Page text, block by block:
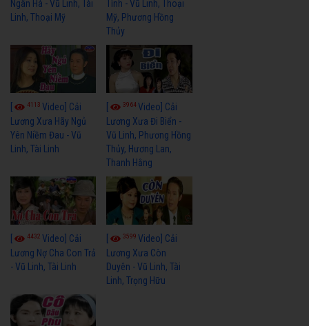
Ngân Hà - Vũ Linh, Tài
Linh, Thoại Mỹ
Tình - Vũ Linh, Thoại
Mỹ, Phương Hồng
Thủy
4113 Video] Cải
Lương Xưa Hãy Ngủ
Yên Niềm Đau - Vũ
Linh, Tài Linh
3964Video] Cải
Lương Xưa Đi Biển -
Vũ Linh, Phương Hồng
Thủy, Hương Lan,
Thanh Hằng
4432 Video] Cải
Lương Nợ Cha Con Trả
- Vũ Linh, Tài Linh
3599Video] Cải
Lương Xưa Còn
Duyên - Vũ Linh, Tài
Linh, Trọng Hữu